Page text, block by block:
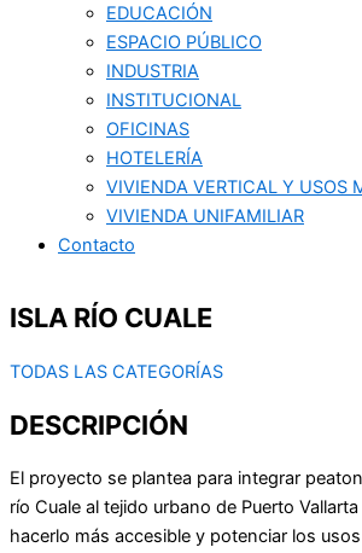
EDUCACIÓN
ESPACIO PÚBLICO
INDUSTRIA
INSTITUCIONAL
OFICINAS
HOTELERÍA
VIVIENDA VERTICAL Y USOS
VIVIENDA UNIFAMILIAR
Contacto
ISLA RÍO CUALE
TODAS LAS CATEGORÍAS
DESCRIPCIÓN
El proyecto se plantea para integrar
río Cuale al tejido urbano de Puerto
hacerlo más accesible y potenciar los